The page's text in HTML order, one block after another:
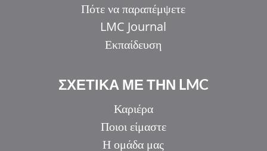
Πότε να παραπέμψετε
LMC Journal
Εκπαίδευση
ΣΧΕΤΙΚΑ ΜΕ ΤΗΝ LMC
Καριέρα
Ποιοι είμαστε
Η ομάδα μας